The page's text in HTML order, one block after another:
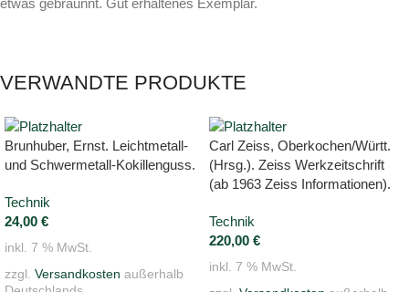
etwas gebräunnt. Gut erhaltenes Exemplar.
VERWANDTE PRODUKTE
Brunhuber, Ernst. Leichtmetall-
und Schwermetall-Kokillenguss.
Technik
24,00 €
inkl. 7 % MwSt.
zzgl. Versandkosten außerhalb
Carl Zeiss, Oberkochen/Württ.
(Hrsg.). Zeiss Werkzeitschrift
(ab 1963 Zeiss Informationen).
Technik
220,00 €
inkl. 7 % MwSt.